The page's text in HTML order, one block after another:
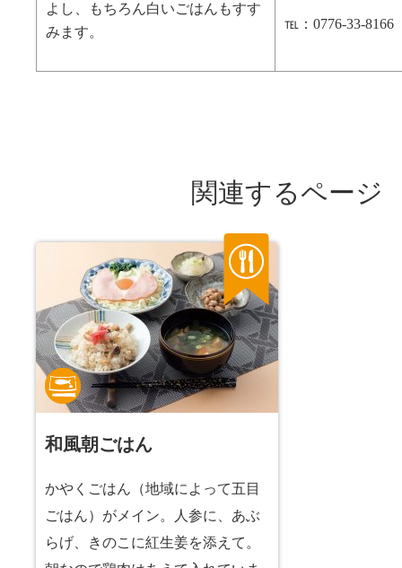
よし、もちろん白いごはんもすす
みます。
℡：0776-33-8166
関連するページ
和風朝ごはん
かやくごはん（地域によって五目
ごはん）がメイン。人参に、あぶ
らげ、きのこに紅生姜を添えて。